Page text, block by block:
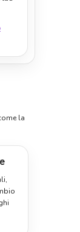
la